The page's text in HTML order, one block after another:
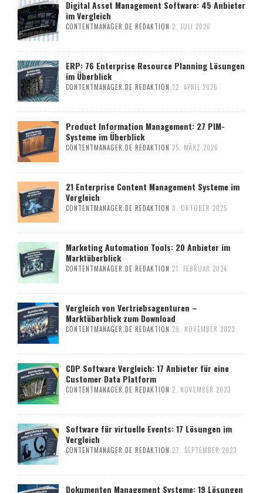
Digital Asset Management Software: 45 Anbieter
im Vergleich
CONTENTMANAGER.DE REDAKTION 2. JULI 2026
ERP: 76 Enterprise Resource Planning Lösungen
im Überblick
CONTENTMANAGER.DE REDAKTION 22. APRIL 2026
Product Information Management: 27 PIM-
Systeme im Überblick
CONTENTMANAGER.DE REDAKTION 25. MÄRZ 2026
21 Enterprise Content Management Systeme im
Vergleich
CONTENTMANAGER.DE REDAKTION 8. OKTOBER 2025
Marketing Automation Tools: 20 Anbieter im
Marktüberblick
CONTENTMANAGER.DE REDAKTION 21. FEBRUAR 2024
Vergleich von Vertriebsagenturen –
Marktüberblick zum Download
CONTENTMANAGER.DE REDAKTION 29. NOVEMBER 2023
CDP Software Vergleich: 17 Anbieter für eine
Customer Data Platform
CONTENTMANAGER.DE REDAKTION 2. NOVEMBER 2023
Software für virtuelle Events: 17 Lösungen im
Vergleich
CONTENTMANAGER.DE REDAKTION 27. SEPTEMBER 2023
Dokumenten Management Systeme: 19 Lösungen